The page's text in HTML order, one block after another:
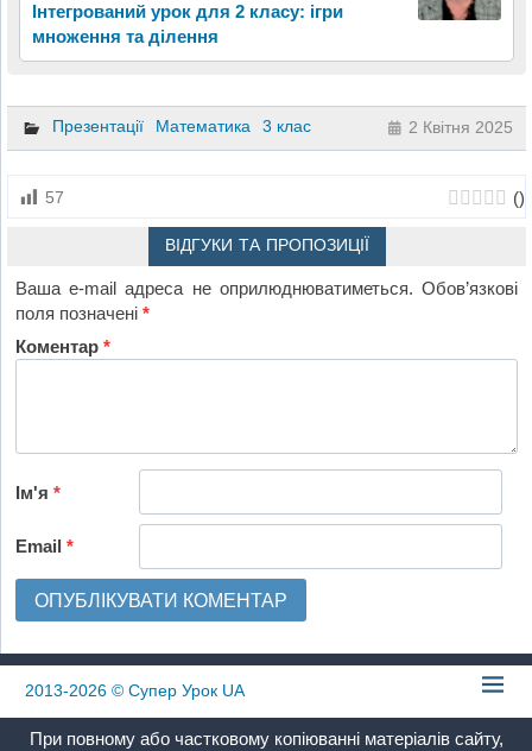
Інтегрований урок для 2 класу: ігри
множення та ділення
Презентації Математика 3 клас 2 Квітня 2025
57 ()
ВІДГУКИ ТА ПРОПОЗИЦІЇ
Ваша e-mail адреса не оприлюднюватиметься. Обов’язкові
поля позначені*
Коментар*
Ім'я*
Email*
2013-2026 © Супер Урок UA
При повному або частковому копіюванні матеріалів сайту,